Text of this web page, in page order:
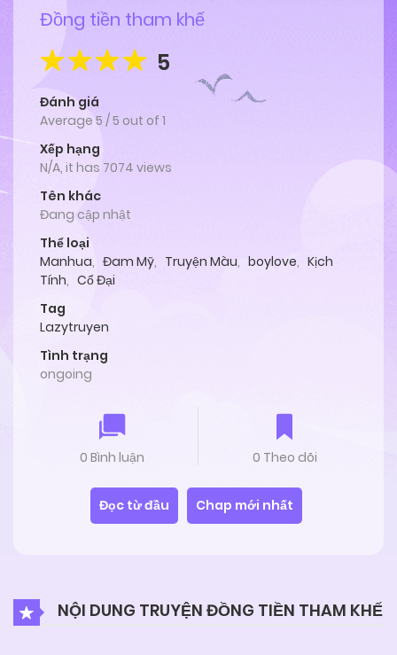
Đồng tiền tham khế
5
Đánh giá
Average 5 /5 out of 1
Xếp hạng
N/A, it has 7074 views
Tên khác
Đang cập nhật
Thể loại
Manhua, Đam Mỹ, Truyện Màu, boylove, Kịch
Tính, Cổ Đại
Tag
Lazytruyen
Tình trạng
ongoing
0 Bình luận 0 Theo dõi
Đọc từ đầu Chap mới nhất
NỘI DUNG TRUYỆN ĐỒNG TIỀN THAM KHẾ